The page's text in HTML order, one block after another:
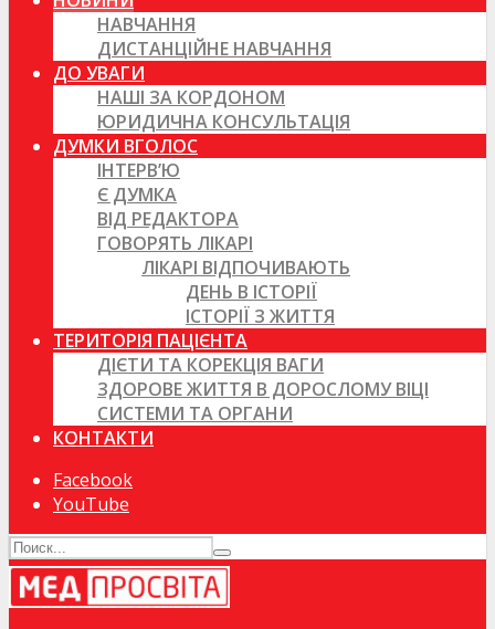
НАВЧАННЯ
ДИСТАНЦІЙНЕ НАВЧАННЯ
ДО УВАГИ
НАШІ ЗА КОРДОНОМ
ЮРИДИЧНА КОНСУЛЬТАЦІЯ
ДУМКИ ВГОЛОС
ІНТЕРВ’Ю
Є ДУМКА
ВІД РЕДАКТОРА
ГОВОРЯТЬ ЛІКАРІ
ЛІКАРІ ВІДПОЧИВАЮТЬ
ДЕНЬ В ІСТОРІЇ
ІСТОРІЇ З ЖИТТЯ
ТЕРИТОРІЯ ПАЦІЄНТА
ДІЄТИ ТА КОРЕКЦІЯ ВАГИ
ЗДОРОВЕ ЖИТТЯ В ДОРОСЛОМУ ВІЦІ
СИСТЕМИ ТА ОРГАНИ
КОНТАКТИ
Facebook
YouTube